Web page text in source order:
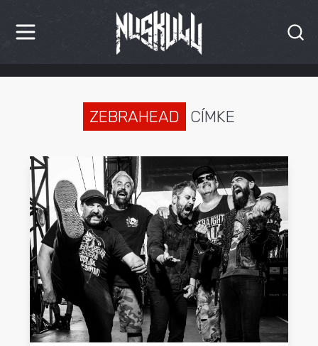
HÍREK
INTERJÚK
PREMIEREK
KULT
MÁSVILÁG
BLOG
ZEBRAHEAD CÍMKE